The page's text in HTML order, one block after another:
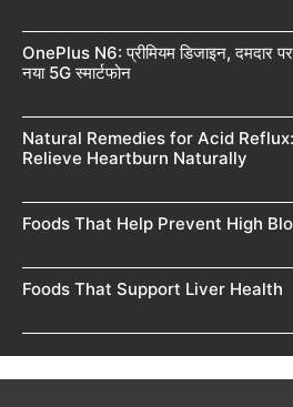
OnePlus N6: प्रीमियम डिजाइन, दमदार
नया 5G स्मार्टफोन
Natural Remedies for Acid
Relieve Heartburn Naturally
Foods That Help Prevent High
Foods That Support Liver Health